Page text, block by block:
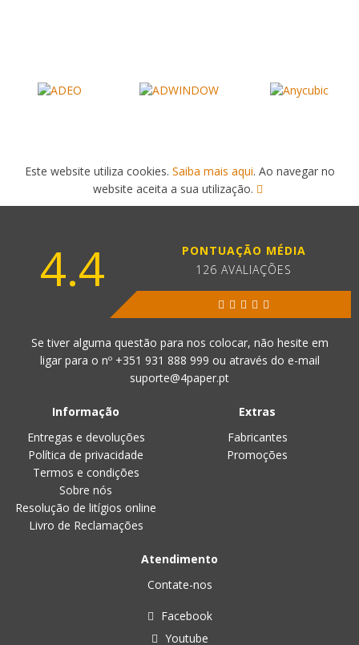
Este website utiliza cookies. Saiba mais aqui. Ao navegar no
website aceita a sua utilização.
4.4
PONTUAÇÃO MÉDIA
126 AVALIAÇÕES
Se tiver alguma questão para nos colocar, não hesite em
ligar para o nº +351 931 888 999 ou através do e-mail
suporte@4paper.pt
Informação
Entregas e devoluções
Política de privacidade
Termos e condições
Sobre nós
Resolução de litígios online
Livro de Reclamações
Extras
Fabricantes
Promoções
Atendimento
Contate-nos
Facebook
Youtube